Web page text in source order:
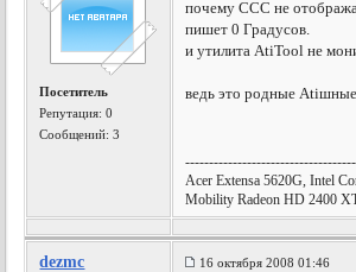
Посетитель
Репутация:0
Сообщений: 3
почему CCC не
пишет 0 Градусов.
и утилита AtiTool не
ведь это родные
Acer Extensa 5620G, Intel
Mobility Radeon HD 2400
dezmc 16 октября 2008 01:46